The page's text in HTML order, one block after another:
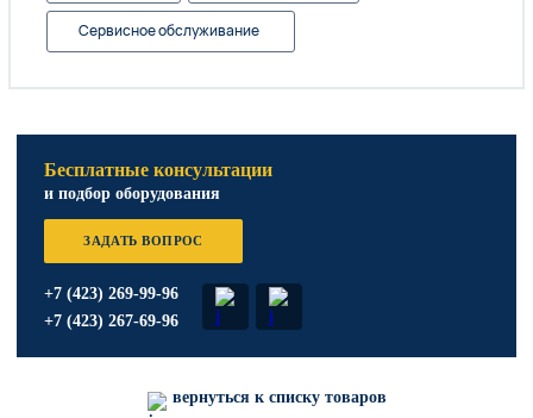
Сервисное обслуживание
Бесплатные консультации
и подбор оборудования
ЗАДАТЬ ВОПРОС
+7 (423) 269-99-96
+7 (423) 267-69-96
вернуться к списку товаров